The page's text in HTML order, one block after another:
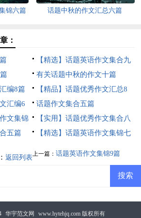
锦六篇 话题中秋的作文汇总六篇
：
【精选】话题英语作文集合九
篇有关话题中秋的作文十篇
编8篇
【精品】话题优秀作文汇总8
篇
汇编6
话题作文集合五篇
文集锦
【实用】话题优秀作文集合八
篇
五篇
【精选】话题英语作文集锦七
上一篇： 话题英语作文集锦9篇
返回列表
华宇范文网 www.hytehjq.com 版权所有